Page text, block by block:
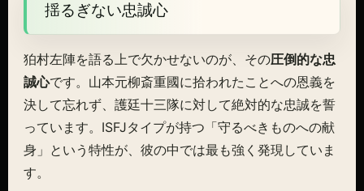
揺るぎない忠誠心
狛村左陣を語る上で欠かせないのが、その圧倒的な忠
誠心です。山本元柳斎重國に拾われたことへの恩義を
決して忘れず、護廷十三隊に対して絶対的な忠誠を誓
っています。ISFJタイプが持つ「守るべきものへの献
身」という特性が、彼の中では最も強く発現していま
す。